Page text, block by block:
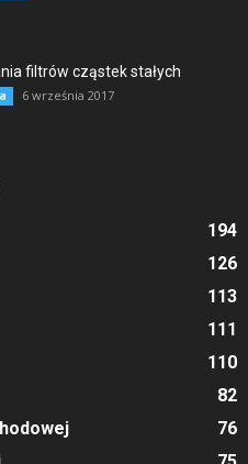
filtrów cząstek stałych
6 września 2017
194
126
113
111
110
82
76